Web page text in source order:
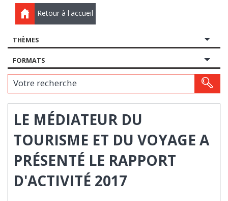
Retour à l'accueil
THÈMES
FORMATS
Votre recherche
LE MÉDIATEUR DU
TOURISME ET DU VOYAGE A
PRÉSENTÉ LE RAPPORT
D'ACTIVITÉ 2017